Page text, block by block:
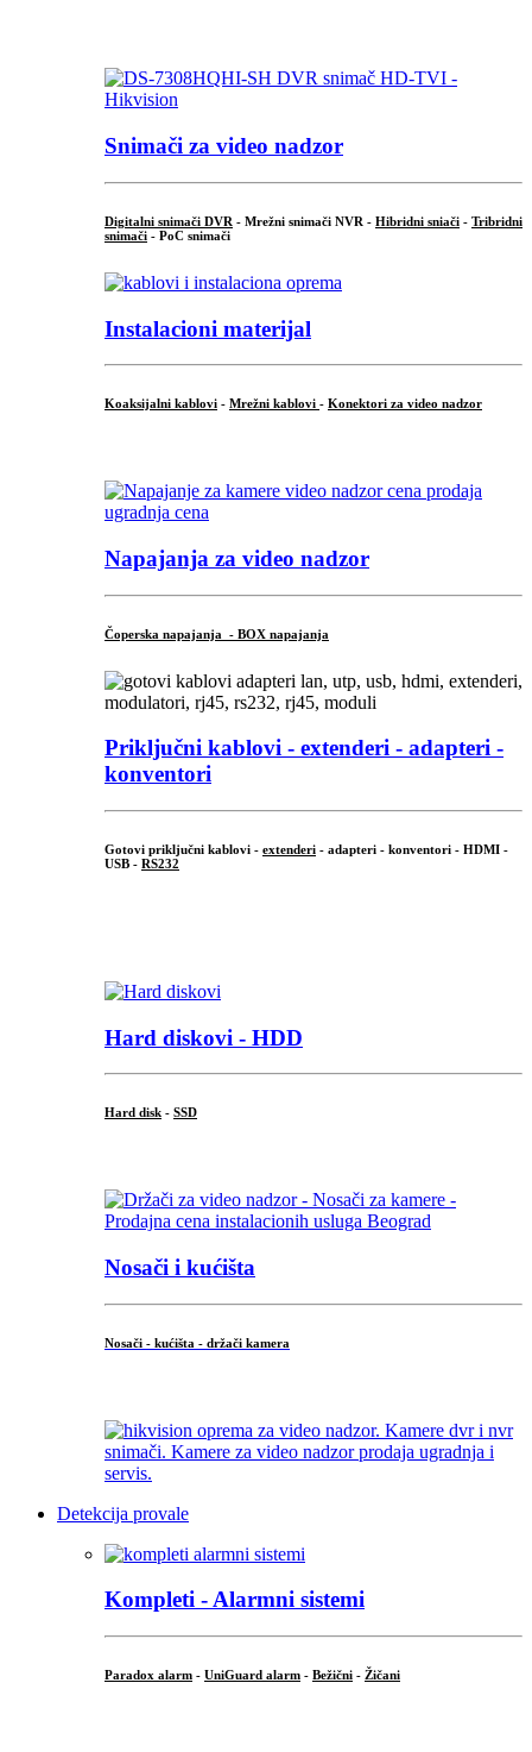
Snimači za video nadzor
Digitalni snimači DVR - Mrežni snimači NVR - Hibridni sniači - Tribridni
snimači - PoC snimači
Instalacioni materijal
Koaksijalni kablovi - Mrežni kablovi - Konektori za video nadzor
Napajanja za video nadzor
Čoperska napajanja - BOX napajanja
Priključni kablovi - extenderi - adapteri -
konventori
Gotovi priključni kablovi - extenderi - adapteri - konventori - HDMI -
USB - RS232
Hard diskovi - HDD
Hard disk - SSD
Nosači i kućišta
Nosači - kućišta - držači kamera
Detekcija provale
Kompleti - Alarmni sistemi
Paradox alarm - UniGuard alarm - Bežični - Žičani